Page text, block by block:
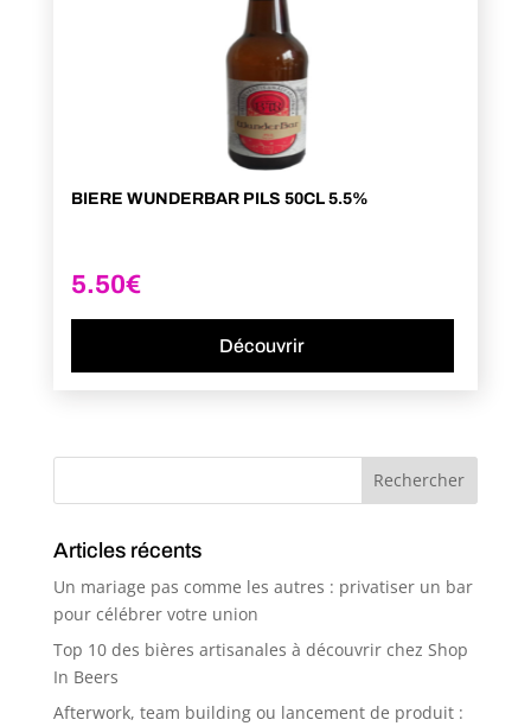
BIERE WUNDERBAR PILS 50CL 5.5%
5.50€
Découvrir
Articles récents
Un mariage pas comme les autres : privatiser un bar
pour célébrer votre union
Top 10 des bières artisanales à découvrir chez Shop
In Beers
Afterwork, team building ou lancement de produit :